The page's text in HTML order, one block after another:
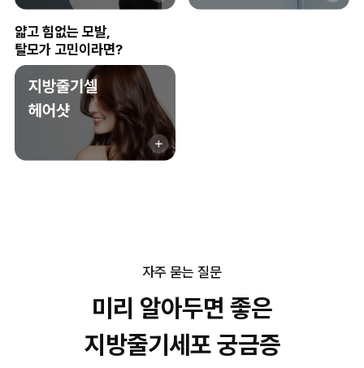
얇고 힘없는 모발,
탈모가 고민이라면?
자주 묻는 질문
미리 알아두면 좋은
지방줄기세포 궁금증